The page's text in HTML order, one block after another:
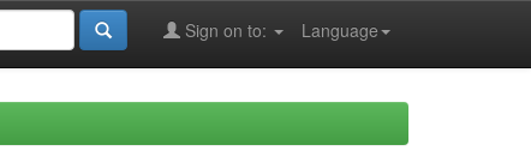
Language
Sign on to: